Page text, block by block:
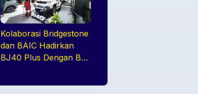
Kolaborasi Bridgestone
dan BAIC Hadirkan
BJ40 Plus Dengan Ban